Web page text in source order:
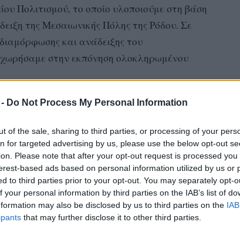
Do Not Process My Personal Information
of the sale, sharing to third parties, or processing of your
for targeted advertising by us, please use the below opt-out
Please note that after your opt-out request is processed you
based ads based on personal information utilized by us or
to third parties prior to your opt-out. You may separately opt-
your personal information by third parties on the IAB’s list of
may also be disclosed by us to third parties on the
that may further disclose it to other third parties.
Πολιτισμού, το οποίο υλοποιούμε στη βάση
της Μεσαιωνικής Πόλης της Ρόδου. Σε
και ανάδειξης του
στην εκπόνηση ολοκληρωμένου